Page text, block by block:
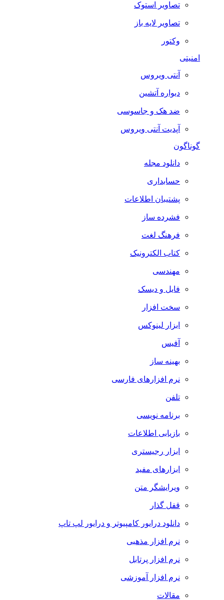
تصاویر استوک
تصاویر لایه باز
وکتور
امنیتی
آنتی ویروس
دیواره آتشین
ضد هک و جاسوسی
آپدیت آنتی ویروس
گوناگون
دانلود مجله
حسابداری
پشتیبان اطلاعات
فشرده ساز
فرهنگ لغت
کتاب الکترونیک
مهندسی
فایل و دیسک
سخت افزار
ابزار لینوکس
آفیس
بهینه ساز
نرم افزارهای فارسی
تلفن
برنامه نویسی
بازیابی اطلاعات
ابزار رجیستری
ابزارهای مفید
ویرایشگر متن
قفل گذار
دانلود درایور کامپیوتر و درایور لپ تاپ
نرم افزار مذهبی
نرم افزار پرتابل
نرم افزار آموزشی
مقالات